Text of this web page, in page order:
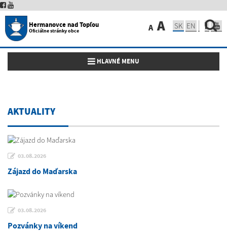
Hermanovce nad Topľou
Oficiálne stránky obce A A SK EN
Toggle navigation
HLAVNÉ MENU
AKTUALITY
03.08.2026
Zájazd do Maďarska
03.08.2026
Pozvánky na víkend